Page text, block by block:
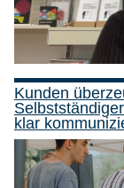
Kunden
klar